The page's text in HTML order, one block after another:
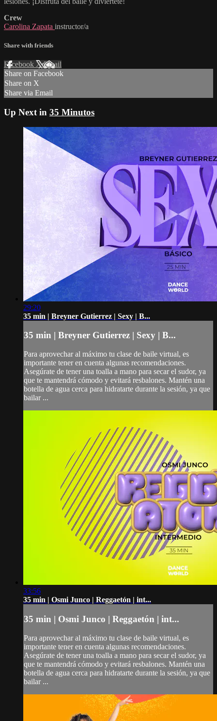
Crew
Carolina Zapata instructor/a
Share with friends
Facebook XEmail
Share on Facebook
Share on X
Share via Email
Up Next in 35 Minutos
29:20
35 min | Breyner Gutierrez | Sexy | B...
35 min | Breyner Gutierrez | Sexy | B...
Para aprovechar al máximo tu clase de baile virtual, es
importante tener en cuenta algunas recomendaciones.
Asegúrate de tener una toalla a mano para secar el sudor, ya
que te mantendrá cómodo y evitará resbalones. Mantén una
botella de agua cerca para hidratarte durante la sesión, ya que
bailar ...
33:56
35 min | Osmi Junco | Reggaetón | int...
35 min | Osmi Junco | Reggaetón | int...
Para aprovechar al máximo tu clase de baile virtual, es
importante tener en cuenta algunas recomendaciones.
Asegúrate de tener una toalla a mano para secar el sudor, ya
que te mantendrá cómodo y evitará resbalones. Mantén una
botella de agua cerca para hidratarte durante la sesión, ya que
bailar ...